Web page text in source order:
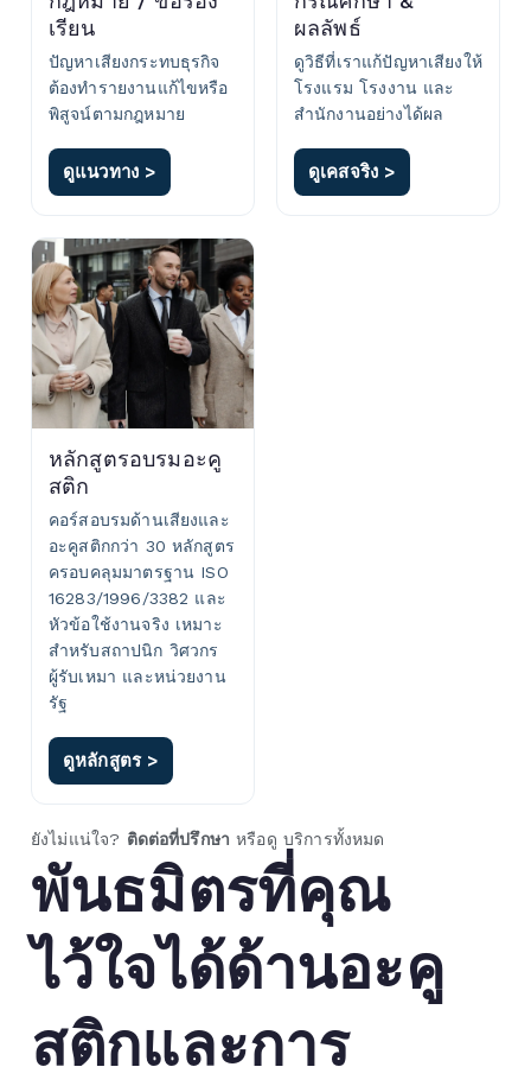
เรียน
ปัญหาเสียงกระทบธุรกิจ
ต้องทำรายงานแก้ไขหรือ
พิสูจน์ตามกฎหมาย
ดูแนวทาง >
ผลลัพธ์
ดูวิธีที่เราแก้ปัญหาเสียงให้
โรงแรม โรงงาน และ
สำนักงานอย่างได้ผล
ดูเคสจริง >
หลักสูตรอบรมอะคู
สติก
คอร์สอบรมด้านเสียงและ
อะคูสติกกว่า 30 หลักสูตร
ครอบคลุมมาตรฐาน ISO
16283/1996/3382 และ
หัวข้อใช้งานจริง เหมาะ
สำหรับสถาปนิก วิศวกร
ผู้รับเหมา และหน่วยงาน
รัฐ
ดูหลักสูตร >
ยังไม่แน่ใจ? ติดต่อที่ปรึกษา หรือดู บริการทั้งหมด
พันธมิตรที่คุณ
ไว้ใจได้ด้านอะคู
สติกและการ